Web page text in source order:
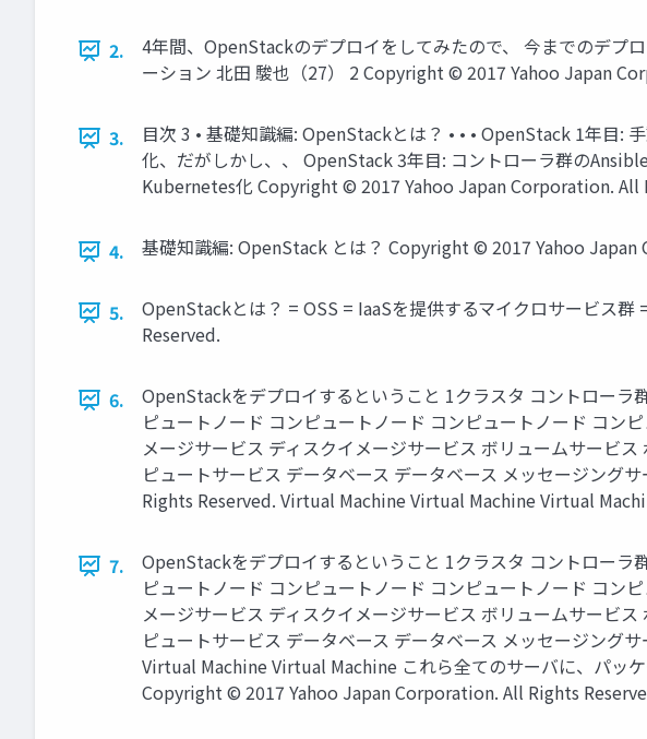
2.
4年間、OpenStackのデプロイをしてみたので、 今までのデプ
ーション 北田 駿也（27） 2 Copyright © 2017 Yahoo Japan
3.
目次 3 • 基礎知識編: OpenStackとは？ • • • OpenStack 1年目
化、だがしかし、、 OpenStack 3年目: コントローラ群の
Kubernetes化 Copyright © 2017 Yahoo Japan Corporation. All
4. 基礎知識編: OpenStack とは？ Copyright © 2017 Yahoo
5.
OpenStackとは？ = OSS = IaaSを提供するマイクロサービス
Reserved.
6.
OpenStackをデプロイするということ 1クラスタ コントロー
ピュートノード コンピュートノード コンピュートノード コン
メージサービス ディスクイメージサービス ボリュームサービ
ピュートサービス データベース データベース メッセージン
Rights Reserved. Virtual Machine Virtual Machine Virtual
7.
OpenStackをデプロイするということ 1クラスタ コントロー
ピュートノード コンピュートノード コンピュートノード コン
メージサービス ディスクイメージサービス ボリュームサービ
ピュートサービス データベース データベース メッセージン
Virtual Machine Virtual Machine これら全てのサーバに、パッ
Copyright © 2017 Yahoo Japan Corporation. All Rights